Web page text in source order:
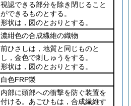
視認できる部分を除き閉じること
ができるものとする。
形状は，図のとおりとする。
濃紺色の合成繊維の織物
前ひさしは，地質と同じものと
し，金色で刺しゅうをする。
形状は，図のとおりとする。
白色FRP製
内部に頭部への衝撃を防ぐ装置を
付ける。あごひもは，合成繊維す